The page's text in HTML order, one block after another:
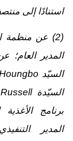
استنادًا إلى
(2) عن منظمة
المدير العام؛
السيّد
السيّدة
برنامج
المدير